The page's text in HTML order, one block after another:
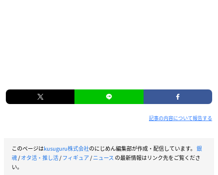
記事の内容について報告する
このページはkusuguru株式会社のにじめん編集部が作成・配信しています。 銀
魂/オタ活・推し活/フィギュア/ニュース の最新情報はリンク先をご覧くださ
い。